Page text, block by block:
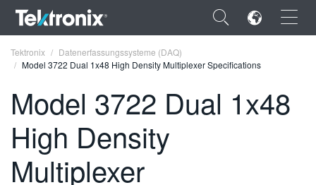
×
ENGLISH
FRANÇAIS
Tektronix
Datenerfassungssysteme (DAQ)
Model 3722 Dual 1x48 High Density Multiplexer Specifications
Model 3722 Dual 1x48
High Density
Multiplexer